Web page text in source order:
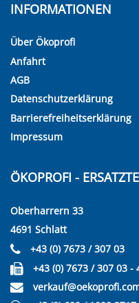
INFORMATIONEN
Über Ökoprofi
Anfahrt
AGB
Datenschutzerklärung
Barrierefreiheitserklärung
Impressum
ÖKOPROFI -
Oberharrern 33
4691 Schlatt
+43 (0) 7673 / 307 03
+43 (0) 7673 / 307 03 -